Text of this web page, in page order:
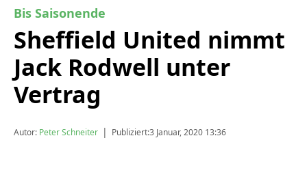
Bis Saisonende
Sheffield United nimmt
Jack Rodwell unter
Vertrag
Autor: Peter Schneiter | Publiziert:3 Januar, 2020 13:36